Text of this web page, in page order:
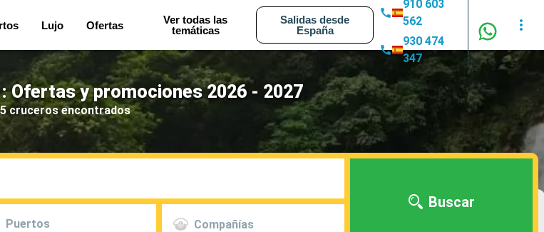
Lujo Ofertas
Ver todas las
temáticas
Salidas desde
España
910 603
562
930 474
347
Ofertas y promociones 2026 - 2027
5 cruceros encontrados
Puertos Compañías
Buscar